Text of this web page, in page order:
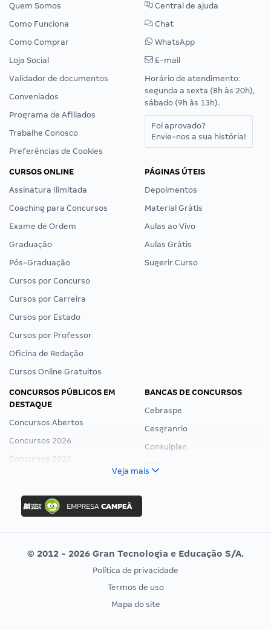
Quem Somos
Como Funciona
Como Comprar
Loja Social
Validador de documentos
Conveniados
Programa de Afiliados
Trabalhe Conosco
Preferências de Cookies
Central de ajuda
Chat
WhatsApp
E-mail
Horário de atendimento:
segunda a sexta (8h às 20h),
sábado (9h às 13h).
Foi aprovado?
Envie-nos a sua história!
CURSOS ONLINE
Assinatura Ilimitada
Coaching para Concursos
Exame de Ordem
Graduação
Pós-Graduação
Cursos por Concurso
Cursos por Carreira
Cursos por Estado
Cursos por Professor
Oficina de Redação
Cursos Online Gratuitos
PÁGINAS ÚTEIS
Depoimentos
Material Grátis
Aulas ao Vivo
Aulas Grátis
Sugerir Curso
CONCURSOS PÚBLICOS EM
DESTAQUE
Concursos Abertos
Concursos 2026
Concursos 2025
Concurso Nacional Unificado
Concurso Ibama
Concurso MPU
Editais publicados
BANCAS DE CONCURSOS
Cebraspe
Cesgranrio
Consulplan
Vunesp
CONCURSOS POR PROFISSÃO
EXAME DE ORDEM
Veja mais
© 2012 - 2026 Gran Tecnologia e Educação S/A.
Política de privacidade
Termos de uso
Mapa do site